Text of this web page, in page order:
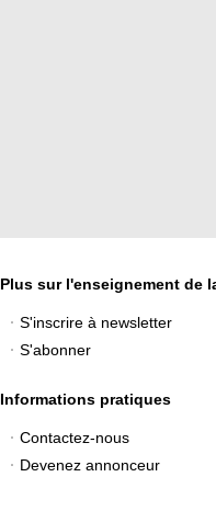
Plus sur l'enseignement de
S'inscrire à newsletter
S'abonner
Informations pratiques
Contactez-nous
Devenez annonceur